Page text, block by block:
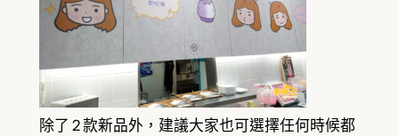
除了 2 款新品外，建議大家也可選擇任何時候都